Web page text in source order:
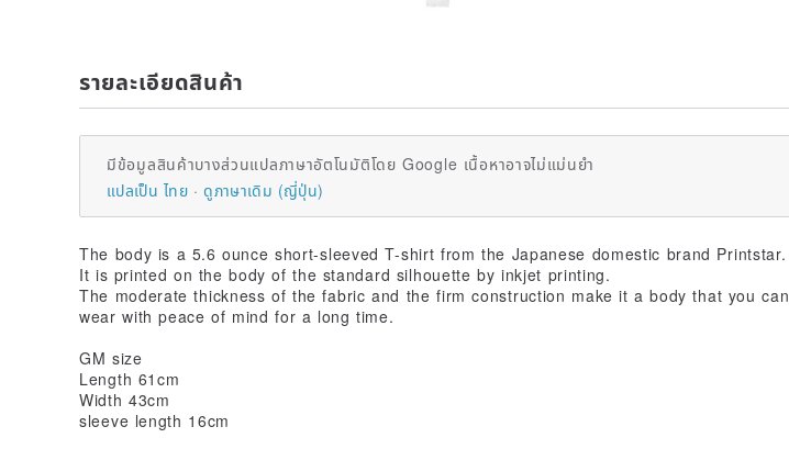
รายละเอียดสินค้า
มีข้อมูลสินค้าบางส่วนแปลภาษาอัตโนมัติโดย Google เนื้อหาอาจไม่แม่นยำ
แปลเป็น ไทย
ดูภาษาเดิม (ญี่ปุ่น)
The body is a 5.6 ounce short-sleeved T-shirt from the Japanese domestic brand Printstar.
It is printed on the body of the standard silhouette by inkjet printing.
The moderate thickness of the fabric and the firm construction make it a body that you can
wear with peace of mind for a long time.
GM size
Length 61cm
Width 43cm
sleeve length 16cm